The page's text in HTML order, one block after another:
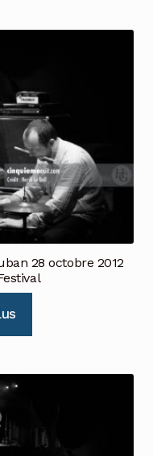
28 octobre 2012